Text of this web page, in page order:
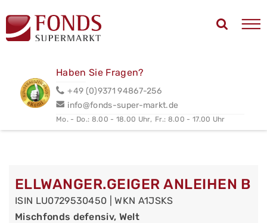
Haben Sie Fragen?
+49 (0)9371 94867-256
info@fonds-super-markt.de
Mo. - Do.: 8.00 - 18.00 Uhr, Fr.: 8.00 - 17.00 Uhr
ELLWANGER.GEIGER ANLEIHEN B
ISIN LU0729530450 | WKN A1JSKS
Mischfonds defensiv, Welt